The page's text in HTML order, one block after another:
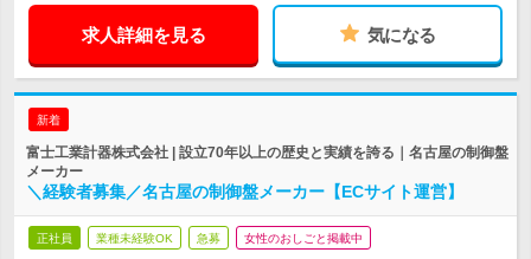
求人詳細を見る 気になる
新着
富士工業計器株式会社 | 設立70年以上の歴史と実績を誇る｜名古屋の制御盤
メーカー
＼経験者募集／名古屋の制御盤メーカー【ECサイト運営】
正社員 業種未経験OK 急募 女性のおしごと掲載中